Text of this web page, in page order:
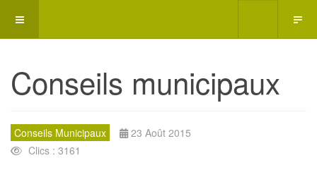
Conseils municipaux
Conseils Municipaux
23 Août 2015
Clics : 3161